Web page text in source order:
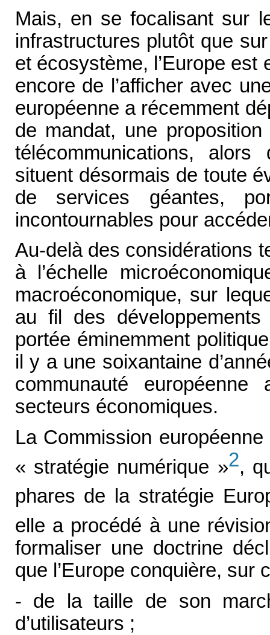
Mais, en se focalisant sur
infrastructures plutôt que
et écosystème, l’Europe est
encore de l’afficher avec
européenne a récemment
de mandat, une
télécommunications,
situent désormais de toute
de services géantes,
incontournables pour
Au-delà des considérations
à l’échelle
macroéconomique, sur
au fil des
portée éminemment
il y a une soixantaine
communauté
secteurs économiques.
La Commission
« stratégie numérique »2,
phares de la stratégie
elle a procédé à une
formaliser une doctrine
que l’Europe conquière, sur
- de la taille de son
d’utilisateurs ;